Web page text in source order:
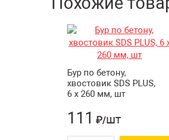
Бур по бетону,
хвостовик SDS PLUS,
6 х 260 мм, шт
111 ₽/шт